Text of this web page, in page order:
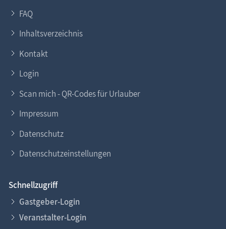
FAQ
Inhaltsverzeichnis
Kontakt
Login
Scan mich - QR-Codes für Urlauber
Impressum
Datenschutz
Datenschutzeinstellungen
Schnellzugriff
Gastgeber-Login
Veranstalter-Login